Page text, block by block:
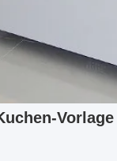
Vorlage